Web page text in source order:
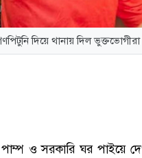
দিয়ে থানায় দিল ভুক্তভোগীরা
পাম্প ও সরকারি ঘর পাইয়ে